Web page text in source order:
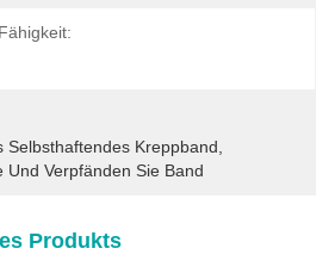
Selbsthaftendes Kreppband
Und Verpfänden Sie Band
Produkts